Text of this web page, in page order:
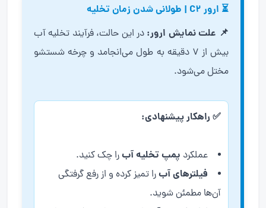
⏳ ارور C2 | طولانی شدن زمان تخلیه
📌 علت نمایش ارور: در این حالت، فرآیند تخلیه آب
بیش از ۷ دقیقه به طول می‌انجامد و چرخه شستشو
مختل می‌شود.
✅ راهکار پیشنهادی:
عملکرد پمپ تخلیه آبرا چک کنید.
فیلترهای آبرا تمیز کرده و از رفع گرفتگی
آن‌ها مطمئن شوید.